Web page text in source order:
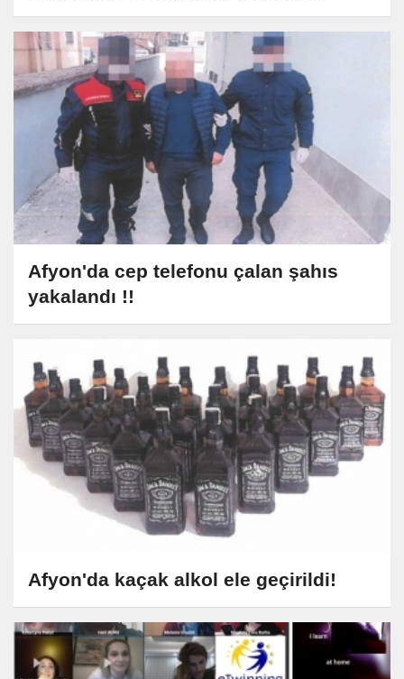
Afyon'da cep telefonu çalan şahıs
yakalandı !!
Afyon'da kaçak alkol ele geçirildi!